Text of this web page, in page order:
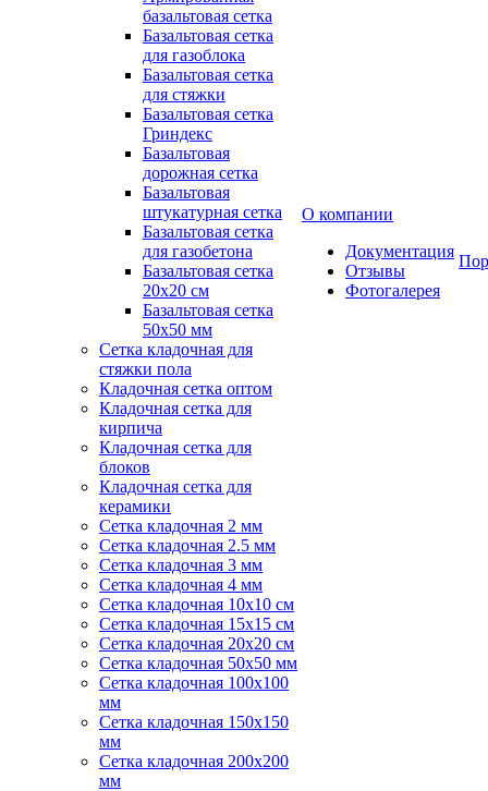
базальтовая сетка
Базальтовая сетка
для газоблока
Базальтовая сетка
для стяжки
Базальтовая сетка
Гриндекс
Базальтовая
дорожная сетка
Базальтовая
штукатурная сетка
Базальтовая сетка
для газобетона
Базальтовая сетка
20x20 см
Базальтовая сетка
50x50 мм
Сетка кладочная для
стяжки пола
Кладочная сетка оптом
Кладочная сетка для
кирпича
Кладочная сетка для
блоков
Кладочная сетка для
керамики
Сетка кладочная 2 мм
Сетка кладочная 2.5 мм
Сетка кладочная 3 мм
Сетка кладочная 4 мм
Сетка кладочная 10x10 см
Сетка кладочная 15x15 см
Сетка кладочная 20x20 см
Сетка кладочная 50x50 мм
Сетка кладочная 100x100
мм
Сетка кладочная 150x150
мм
Сетка кладочная 200x200
мм
О компании
Документация
Отзывы
Фотогалерея